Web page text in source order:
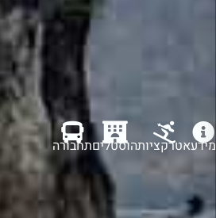
מידעאטרקציותהוסטליםתחבורה